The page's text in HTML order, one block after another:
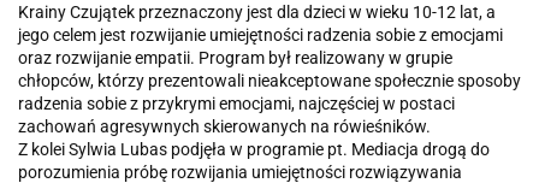
Krainy Czujątek przeznaczony jest dla dzieci w wieku 10-12 lat, a
jego celem jest rozwijanie umiejętności radzenia sobie z emocjami
oraz rozwijanie empatii. Program był realizowany w grupie
chłopców, którzy prezentowali nieakceptowane społecznie sposoby
radzenia sobie z przykrymi emocjami, najczęściej w postaci
zachowań agresywnych skierowanych na rówieśników.
Z kolei Sylwia Lubas podjęła w programie pt. Mediacja drogą do
porozumienia próbę rozwijania umiejętności rozwiązywania